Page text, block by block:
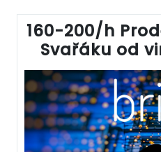
160-200/h
Svařáku od